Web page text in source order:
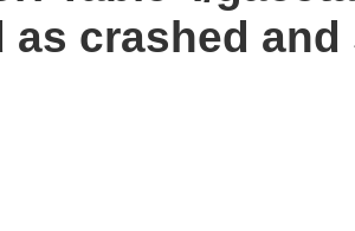
as crashed